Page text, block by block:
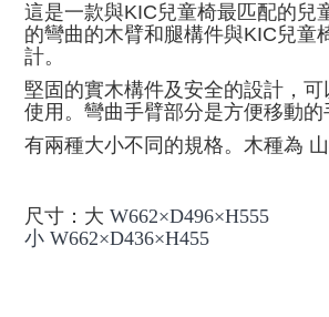
這是一款與KIC兒童椅最匹配的兒
的彎曲的木臂和腿構件與KIC兒童
計。
堅固的實木構件及安全的設計，
使用 。 彎曲手臂部分是方便移動的
有兩種大小不同的規格。木種為
尺寸：大 W662×D496×H555
小 W662×D436×H455